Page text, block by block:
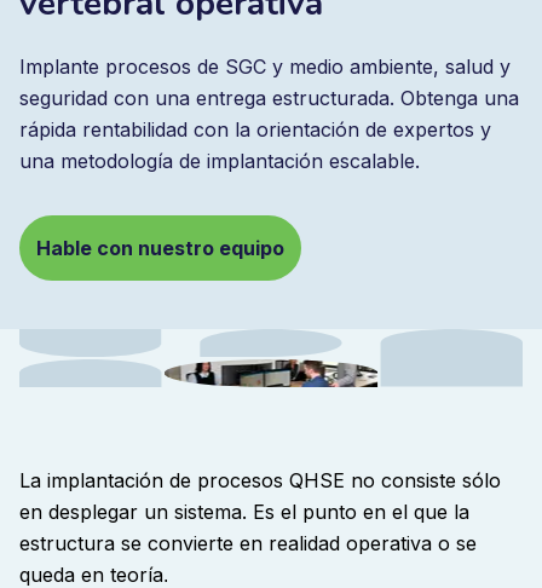
Implante procesos de SGC y medio ambiente, salud y
seguridad con una entrega estructurada. Obtenga una
rápida rentabilidad con la orientación de expertos y
una metodología de implantación escalable.
Hable con nuestro equipo
La implantación de procesos QHSE no consiste sólo
en desplegar un sistema. Es el punto en el que la
estructura se convierte en realidad operativa o se
queda en teoría.